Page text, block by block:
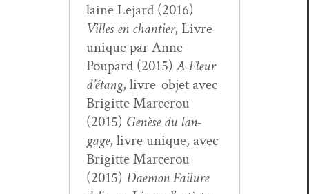
laine Lejard (2016)
Villes en chantier, Livre
unique par Anne
Poupard (2015)A Fleur
d’é­tang, livre-objet avec
Brigitte Marcer­ou
(2015) Genèse du lan­
gage, livre unique, avec
Brigitte Marcer­ou
(2015) Dae­mon Fail­ure